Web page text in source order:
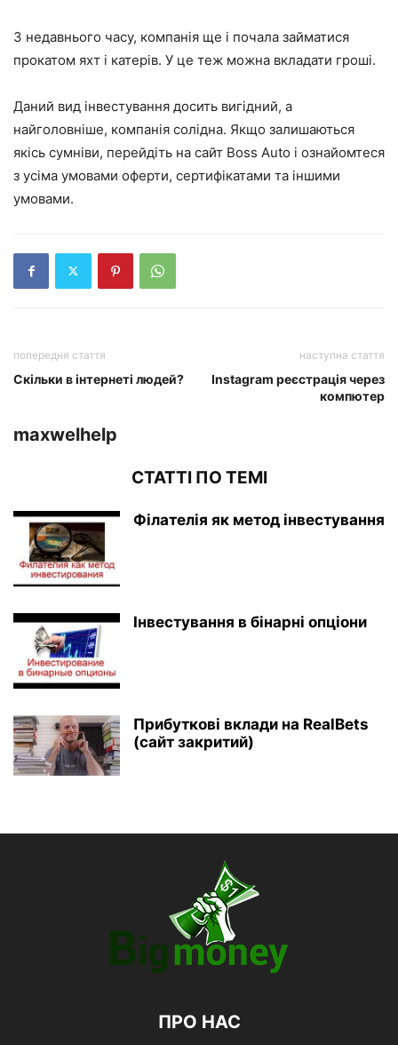
З недавнього часу, компанія ще і почала займатися
прокатом яхт і катерів. У це теж можна вкладати гроші.
Даний вид інвестування досить вигідний, а
найголовніше, компанія солідна. Якщо залишаються
якісь сумніви, перейдіть на сайт Boss Auto і ознайомтеся
з усіма умовами оферти, сертифікатами та іншими
умовами.
попередня стаття
Скільки в інтернеті людей?
наступна стаття
Instagram реєстрація через
компютер
maxwelhelp
СТАТТІ ПО ТЕМІ
Філателія як метод інвестування
Інвестування в бінарні опціони
Прибуткові вклади на RealBets
(сайт закритий)
ПРО НАС